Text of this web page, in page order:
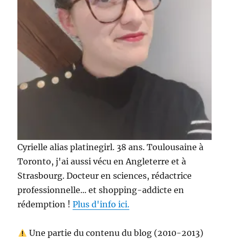
Cyrielle alias platinegirl. 38 ans. Toulousaine à
Toronto, j'ai aussi vécu en Angleterre et à
Strasbourg. Docteur en sciences, rédactrice
professionnelle... et shopping-addicte en
rédemption !Plus d'info ici.
Une partie du contenu du blog (2010-2013)